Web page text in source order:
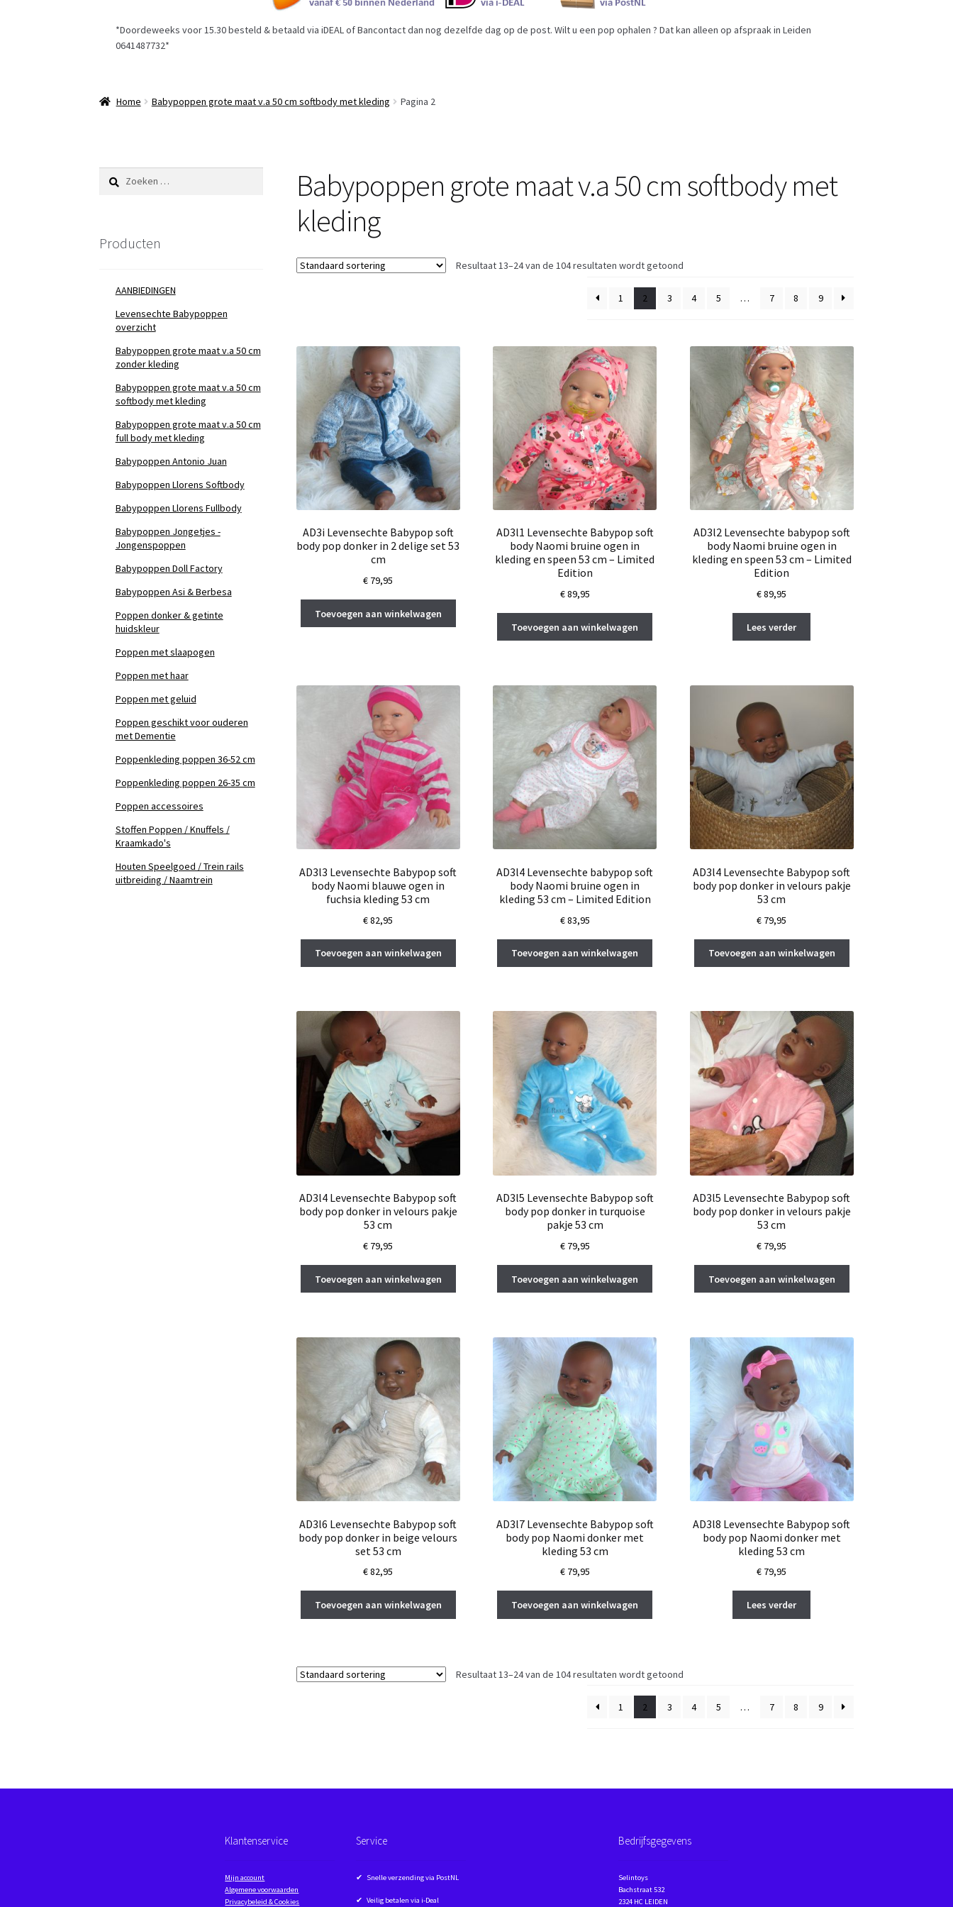
*Doordeweeks voor 15.30 besteld & betaald via iDEAL of Bancontact dan nog dezelfde dag op de post. Wilt u een pop ophalen ? Dat kan alleen op afspraak in Leiden
0641487732*
Home Babypoppen grote maat v.a 50 cm softbody met kleding Pagina 2
Babypoppen grote maat v.a 50 cm softbody met
kleding
Resultaat 13–24 van de 104 resultaten wordt getoond
1 2 3 4 5 … 7 8 9
AD3i Levensechte Babypop soft
body pop donker in 2 delige set 53
cm
€ 79,95
Toevoegen aan winkelwagen
AD3l1 Levensechte Babypop soft
body Naomi bruine ogen in
kleding en speen 53 cm – Limited
Edition
€89,95
Toevoegen aan winkelwagen
AD3l2 Levensechte babypop soft
body Naomi bruine ogen in
kleding en speen 53 cm – Limited
Edition
€89,95
Lees verder
AD3l3 Levensechte Babypop soft
body Naomi blauwe ogen in
fuchsia kleding 53 cm
€82,95
Toevoegen aan winkelwagen
AD3l4 Levensechte babypop soft
body Naomi bruine ogen in
kleding 53 cm – Limited Edition
€83,95
Toevoegen aan winkelwagen
AD3l4 Levensechte Babypop soft
body pop donker in velours pakje
53 cm
€ 79,95
Toevoegen aan winkelwagen
AD3l4 Levensechte Babypop soft
body pop donker in velours pakje
53 cm
€ 79,95
Toevoegen aan winkelwagen
AD3l5 Levensechte Babypop soft
body pop donker in turquoise
pakje 53 cm
€79,95
Toevoegen aan winkelwagen
AD3l5 Levensechte Babypop soft
body pop donker in velours pakje
53 cm
€ 79,95
Toevoegen aan winkelwagen
AD3l6 Levensechte Babypop soft
body pop donker in beige velours
set 53 cm
€82,95
Toevoegen aan winkelwagen
AD3l7 Levensechte Babypop soft
body pop Naomi donker met
kleding 53 cm
€79,95
Toevoegen aan winkelwagen
AD3l8 Levensechte Babypop soft
body pop Naomi donker met
kleding 53 cm
€ 79,95
Lees verder
Resultaat 13–24 van de 104 resultaten wordt getoond
1 2 3 4 5 … 7 8 9
Zoeken
naar:
Producten
AANBIEDINGEN
Levensechte Babypoppen
overzicht
Babypoppen grote maat v.a 50 cm
zonder kleding
Babypoppen grote maat v.a 50 cm
softbody met kleding
Babypoppen grote maat v.a 50 cm
full body met kleding
Babypoppen Antonio Juan
Babypoppen Llorens Softbody
Babypoppen Llorens Fullbody
Babypoppen Jongetjes -
Jongenspoppen
Babypoppen Doll Factory
Babypoppen Asi & Berbesa
Poppen donker & getinte
huidskleur
Poppen met slaapogen
Poppen met haar
Poppen met geluid
Poppen geschikt voor ouderen
met Dementie
Poppenkleding poppen 36-52 cm
Poppenkleding poppen 26-35 cm
Poppen accessoires
Stoffen Poppen / Knuffels /
Kraamkado's
Houten Speelgoed / Trein rails
uitbreiding / Naamtrein
Klantenservice
Mijn account
Algemene voorwaarden
Privacybeleid & Cookies
Service
✔ Snelle verzending via PostNL
✔ Veilig betalen via i-Deal
Bedrijfsgegevens
Selintoys
Bachstraat 532
2324 HC LEIDEN